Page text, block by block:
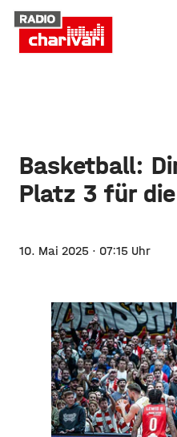
Basketball:
Platz 3 für
10. Mai 2025 · 07:15 Uhr